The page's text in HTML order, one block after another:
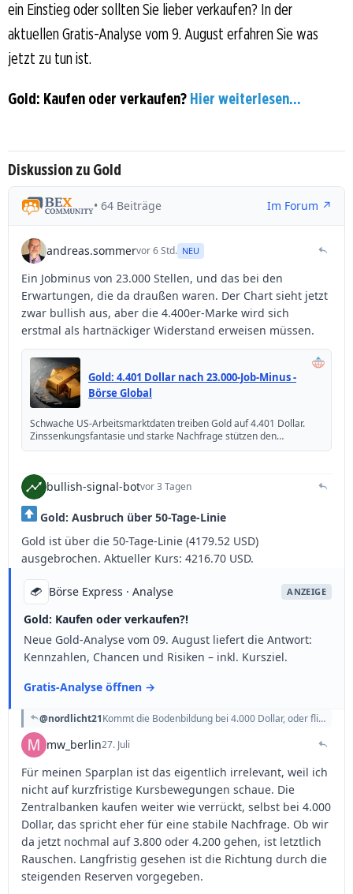
ein Einstieg oder sollten Sie lieber verkaufen? In der
aktuellen Gratis-Analyse vom 9. August erfahren Sie was
jetzt zu tun ist.
Gold: Kaufen oder verkaufen? Hier weiterlesen...
Diskussion zu Gold